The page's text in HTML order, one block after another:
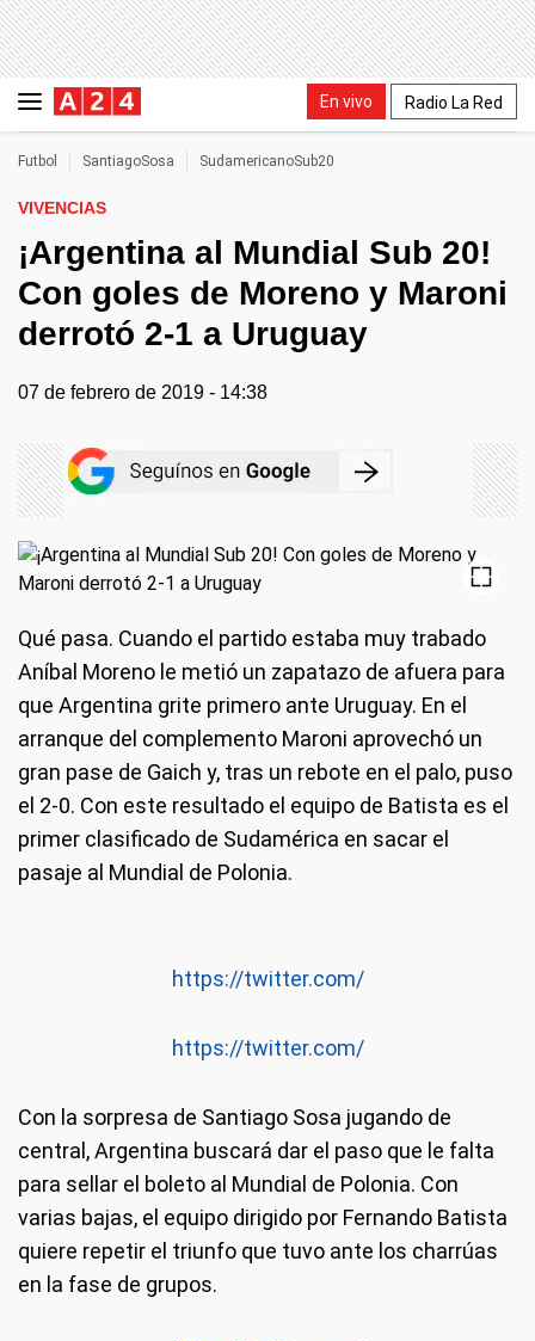
En vivo Radio La Red
Futbol SantiagoSosa SudamericanoSub20
VIVENCIAS
¡Argentina al Mundial Sub 20!
Con goles de Moreno y Maroni
derrotó 2-1 a Uruguay
07 de febrero de 2019 - 14:38
Qué pasa. Cuando el partido estaba muy trabado
Aníbal Moreno le metió un zapatazo de afuera para
que Argentina grite primero ante Uruguay. En el
arranque del complemento Maroni aprovechó un
gran pase de Gaich y, tras un rebote en el palo, puso
el 2-0. Con este resultado el equipo de Batista es el
primer clasificado de Sudamérica en sacar el
pasaje al Mundial de Polonia.
https://twitter.com/
https://twitter.com/
Con la sorpresa de Santiago Sosa jugando de
central, Argentina buscará dar el paso que le falta
para sellar el boleto al Mundial de Polonia. Con
varias bajas, el equipo dirigido por Fernando Batista
quiere repetir el triunfo que tuvo ante los charrúas
en la fase de grupos.